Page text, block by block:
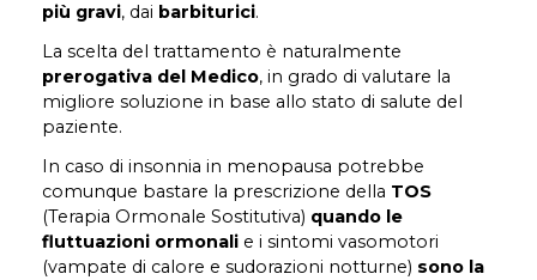
più gravi, dai barbiturici.
La scelta del trattamento è naturalmente
prerogativa del Medico, in grado di valutare la
migliore soluzione in base allo stato di salute del
paziente.
In caso di insonnia in menopausa potrebbe
comunque bastare la prescrizione della TOS
(Terapia Ormonale Sostitutiva) quando le
fluttuazioni ormonali e i sintomi vasomotori
(vampate di calore e sudorazioni notturne) sono la